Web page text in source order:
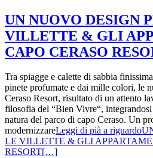
UN NUOVO DESIGN
VILLETTE & GLI
CAPO CERASO
Tra spiagge e calette di sabbia
pinete profumate e dai mille colori, le
Ceraso Resort, risultato di un attento
filosofia del “Bien Vivre“,
natura del parco di capo Ceraso. Un
modernizzareLeggi di pià a
LE VILLETTE & GLI
RESORT[…]